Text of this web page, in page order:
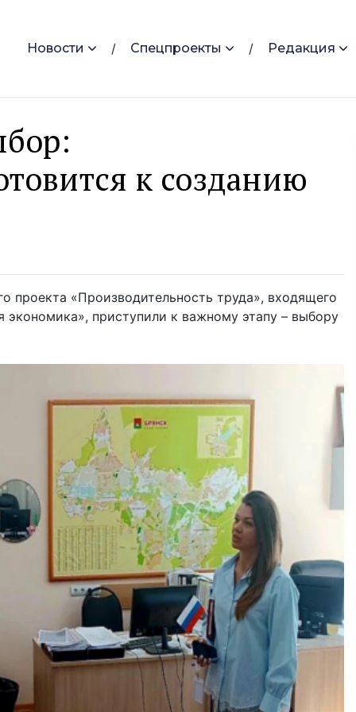
Новости Спецпроекты Редакция
к созданию
проекта «Производительность труда», входящего
приступили к важному этапу – выбору